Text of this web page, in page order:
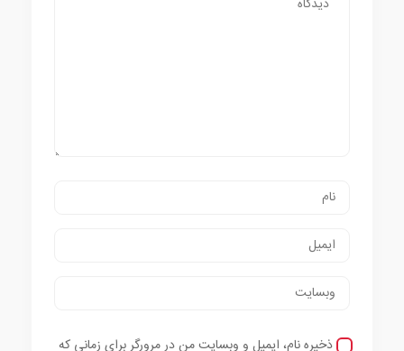
ذخیره نام، ایمیل و وبسایت من در مرورگر برای زمانی که